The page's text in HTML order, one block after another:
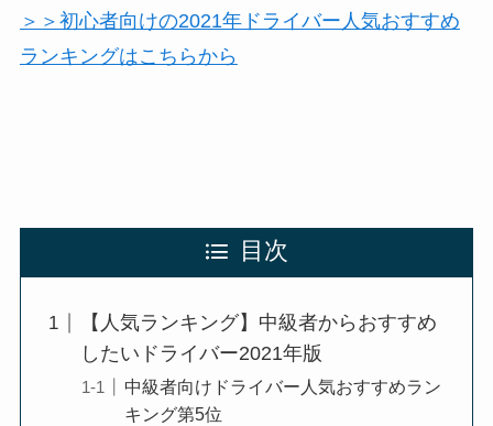
＞＞初心者向けの2021年ドライバー人気おすすめ
ランキングはこちらから
目次
【人気ランキング】中級者からおすすめ
したいドライバー2021年版
中級者向けドライバー人気おすすめラン
キング第5位